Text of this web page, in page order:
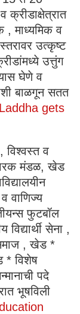
क्रीडाक्षेत्रात
, माध्यमिक व
उत्कृष्ट
उत्तुंग
घेणे व
बाळगून सतत
gets
व
मंडळ, खेड
व वाणिज्य
फुटबॉल
सेना ,
समाज , खेड *
* विशेष
पदे
भूषविली